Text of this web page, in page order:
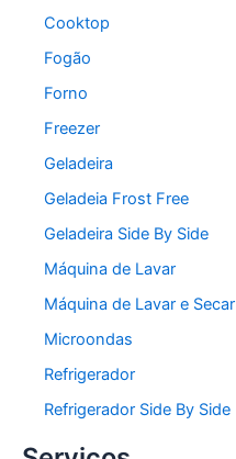
Cooktop
Fogão
Forno
Freezer
Geladeira
Geladeia Frost Free
Geladeira Side By Side
Máquina de Lavar
Máquina de Lavar e Secar
Microondas
Refrigerador
Refrigerador Side By Side